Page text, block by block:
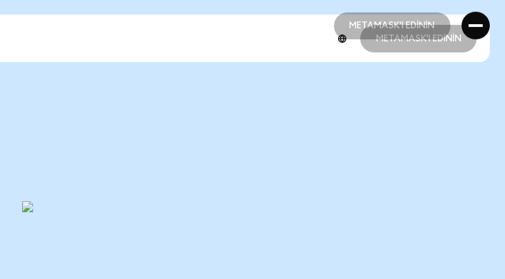
METAMASK'I EDİNİN
METAMASK'I EDİNİN
METAMASK'I EDİNİN